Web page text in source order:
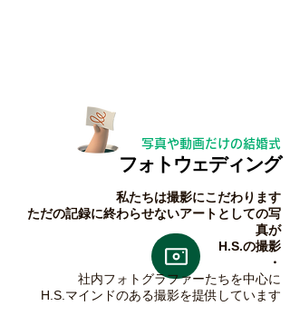
写真や動画だけの結婚式
フォトウェディング
私たちは撮影にこだわります
ただの記録に終わらせないアートとしての写
真が
​H.S.の撮影
・
社内フォトグラファーたちを中心に
H.S.マインドのある撮影を提供しています